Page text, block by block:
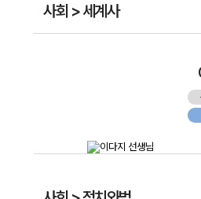
사회 > 세계사